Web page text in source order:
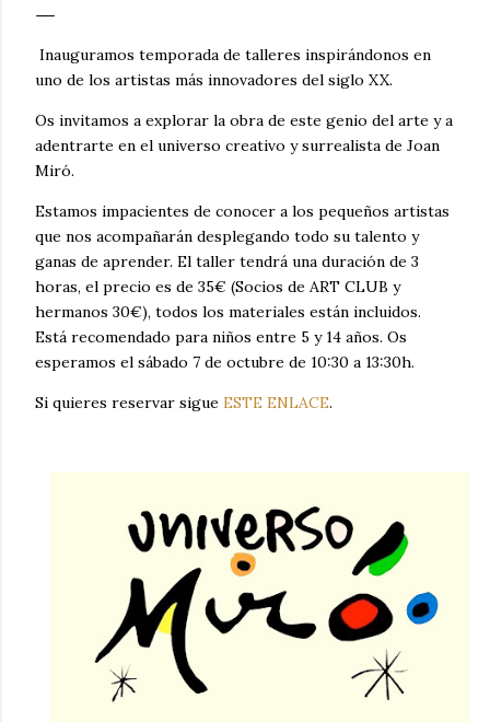
Inauguramos temporada de talleres inspirándonos en
uno de los artistas más innovadores del siglo XX.
Os invitamos a explorar la obra de este genio del arte y a
adentrarte en el universo creativo y surrealista de Joan
Miró.
Estamos impacientes de conocer a los pequeños artistas
que nos acompañarán desplegando todo su talento y
ganas de aprender. El taller tendrá una duración de 3
horas, el precio es de 35€ (Socios de ART CLUB y
hermanos 30€), todos los materiales están incluidos.
Está recomendado para niños entre 5 y 14 años. Os
esperamos el sábado 7 de octubre de 10:30 a 13:30h.
Si quieres reservar sigue ESTE ENLACE.